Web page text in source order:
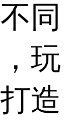
同
玩
造